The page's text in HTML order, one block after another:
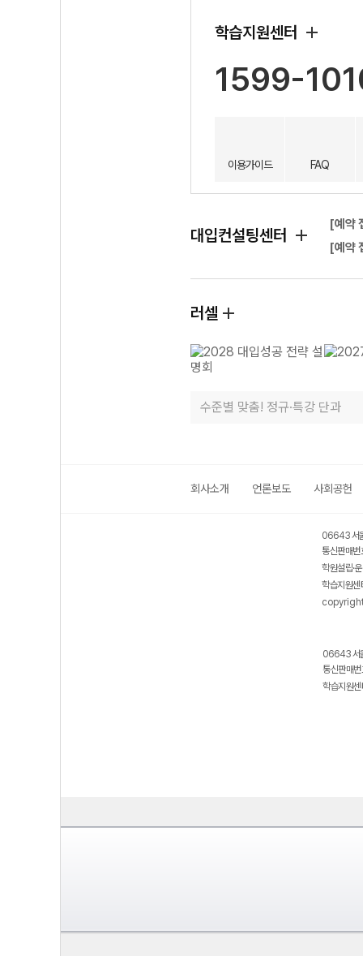
학습지원센터
1599-
이용가이드 FAQ
대입컨설팅센터
[예약
[예약
러셀
수준별 맞춤! 정규·특강 단과
회사소개 언론보도 사회공헌
06643 서
통신판매
학원설립·
학습지원
06643 서
통신판매
학습지원